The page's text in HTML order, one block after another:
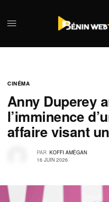
CINÉMA
Anny Duperey
l’imminence
affaire visant
PAR KOFFI AMÈGAN
16 JUIN 2026